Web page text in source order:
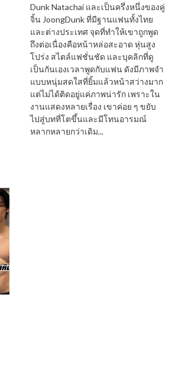
Dunk Natachai และเป็นครึ่งหนึ่งของคู่
จิ้น JoongDunk ที่มีฐานแฟนทั้งไทย
และต่างประเทศ จุดที่ทำให้เขาถูกพูด
ถึงต่อเนื่องคือหน้าหล่อสะอาด หุ่นสูง
โปร่ง สไตล์แฟชั่นชัด และบุคลิกที่ดู
เป็นกันเองเวลาพูดกับแฟน ดังมีภาพจำ
แบบหนุ่มสดใสที่ยิ้มแล้วหน้าสว่างมาก
แต่ไม่ได้ติดอยู่แค่ภาพน่ารัก เพราะใน
งานแสดงหลายเรื่อง เขาค่อย ๆ ขยับ
ไปสู่บทที่โตขึ้นและมีโทนอารมณ์
หลากหลายกว่าเดิม...